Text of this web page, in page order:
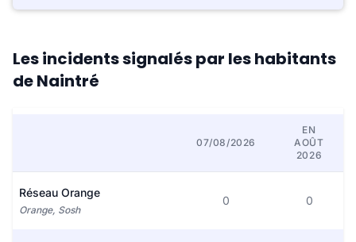
Les incidents signalés par les habitants
de Naintré
07/08/2026
EN
AOÛT
2026
Réseau Orange
Orange, Sosh
0 0